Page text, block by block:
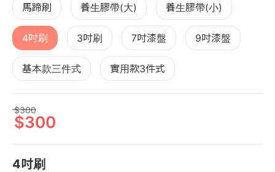
馬蹄刷 養生膠帶(大) 養生膠帶(小)
4吋刷 3吋刷 7吋漆盤 9吋漆盤
基本款三件式 實用款3件式
300
300
4吋刷